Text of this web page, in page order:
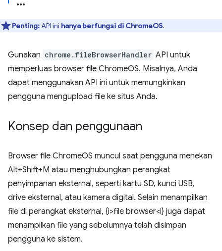
Penting:API ini hanya berfungsi di ChromeOS.
Gunakan chrome.fileBrowserHandler API untuk
memperluas browser file ChromeOS. Misalnya, Anda
dapat menggunakan API ini untuk memungkinkan
pengguna mengupload file ke situs Anda.
Konsep dan penggunaan
Browser file ChromeOS muncul saat pengguna menekan
Alt+Shift+M atau menghubungkan perangkat
penyimpanan eksternal, seperti kartu SD, kunci USB,
drive eksternal, atau kamera digital. Selain menampilkan
file di perangkat eksternal, {i>file browser<i} juga dapat
menampilkan file yang sebelumnya telah disimpan
pengguna ke sistem.